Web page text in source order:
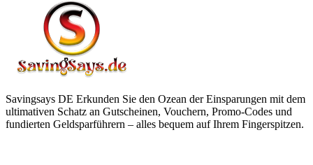
Savingsays DE Erkunden Sie den Ozean der Einsparungen mit dem
ultimativen Schatz an Gutscheinen, Vouchern, Promo-Codes und
fundierten Geldsparführern – alles bequem auf Ihrem Fingerspitzen.